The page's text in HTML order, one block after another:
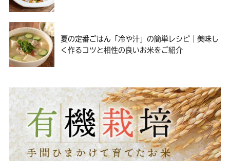
夏の定番ごはん「冷や汁」の簡単レシピ｜美味し
く作るコツと相性の良いお米をご紹介